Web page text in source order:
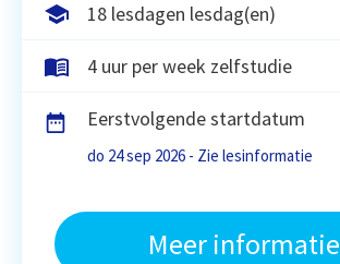
18 lesdagen lesdag(en)
4 uur per week zelfstudie
Eerstvolgende startdatum
do 24 sep 2026 - Zie lesinformatie
Meer informatie